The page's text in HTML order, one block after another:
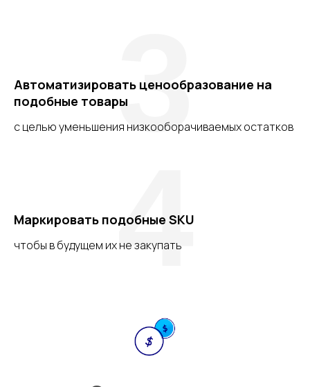
Автоматизировать ценообразование на
подобные товары
с целью уменьшения низкооборачиваемых остатков
3
Маркировать подобные SKU
чтобы в будущем их не закупать
4